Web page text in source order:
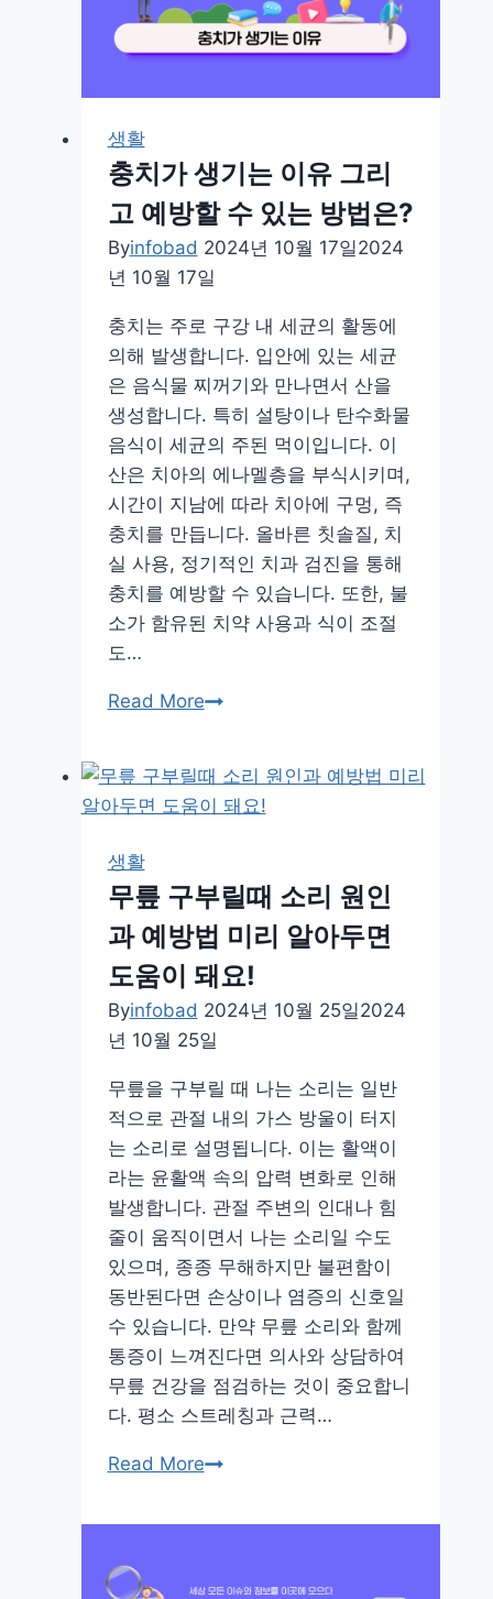
생활
충치가 생기는 이유 그리
고 예방할 수 있는 방법은?
Byinfobad 2024년 10월 17일2024
년 10월 17일
충치는 주로 구강 내 세균의 활동에
의해 발생합니다. 입안에 있는 세균
은 음식물 찌꺼기와 만나면서 산을
생성합니다. 특히 설탕이나 탄수화물
음식이 세균의 주된 먹이입니다. 이
산은 치아의 에나멜층을 부식시키며,
시간이 지남에 따라 치아에 구멍, 즉
충치를 만듭니다. 올바른 칫솔질, 치
실 사용, 정기적인 치과 검진을 통해
충치를 예방할 수 있습니다. 또한, 불
소가 함유된 치약 사용과 식이 조절
도…
Read More충
생
기
유
그
리
고
예
할
수
있
는
방
법
은?
생활
무릎 구부릴때 소리 원인
과 예방법 미리 알아두면
도움이 돼요!
Byinfobad 2024년 10월 25일2024
년 10월 25일
무릎을 구부릴 때 나는 소리는 일반
적으로 관절 내의 가스 방울이 터지
는 소리로 설명됩니다. 이는 활액이
라는 윤활액 속의 압력 변화로 인해
발생합니다. 관절 주변의 인대나 힘
줄이 움직이면서 나는 소리일 수도
있으며, 종종 무해하지만 불편함이
동반된다면 손상이나 염증의 신호일
수 있습니다. 만약 무릎 소리와 함께
통증이 느껴진다면 의사와 상담하여
무릎 건강을 점검하는 것이 중요합니
다. 평소 스트레칭과 근력…
Read More무
구
릴